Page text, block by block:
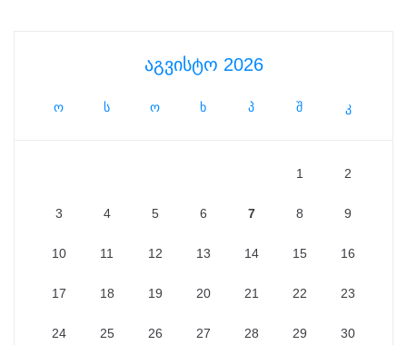
აგვისტო 2026
ო ს ო ხ პ შ კ
1 2
3 4 5 6 7 8 9
10 11 12 13 14 15 16
17 18 19 20 21 22 23
24 25 26 27 28 29 30